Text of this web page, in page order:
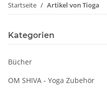
Startseite Artikel von Tioga
Kategorien
Bücher
OM SHIVA - Yoga Zubehör